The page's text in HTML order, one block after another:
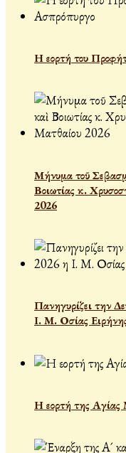
Η εορτή του
Μήνυμα τοῦ
Βοιωτίας κ.
2026
Πανηγυρίζει την
Ι. Μ. Οσίας
Η εορτή της Αγίας